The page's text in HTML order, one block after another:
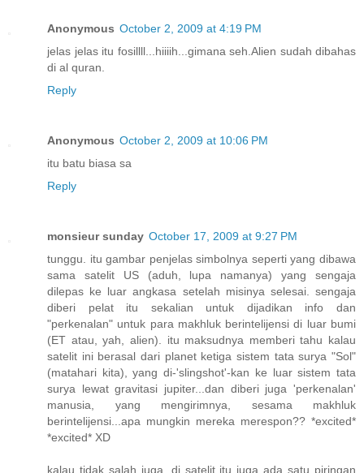
Anonymous October 2, 2009 at 4:19 PM
jelas jelas itu fosillll...hiiiih...gimana seh.Alien sudah dibahas
di al quran.
Reply
Anonymous October 2, 2009 at 10:06 PM
itu batu biasa sa
Reply
monsieur sunday October 17, 2009 at 9:27 PM
tunggu. itu gambar penjelas simbolnya seperti yang dibawa
sama satelit US (aduh, lupa namanya) yang sengaja
dilepas ke luar angkasa setelah misinya selesai. sengaja
diberi pelat itu sekalian untuk dijadikan info dan
"perkenalan" untuk para makhluk berintelijensi di luar bumi
(ET atau, yah, alien). itu maksudnya memberi tahu kalau
satelit ini berasal dari planet ketiga sistem tata surya "Sol"
(matahari kita), yang di-'slingshot'-kan ke luar sistem tata
surya lewat gravitasi jupiter...dan diberi juga 'perkenalan'
manusia, yang mengirimnya, sesama makhluk
berintelijensi...apa mungkin mereka merespon?? *excited*
*excited* XD
kalau tidak salah juga, di satelit itu juga ada satu piringan